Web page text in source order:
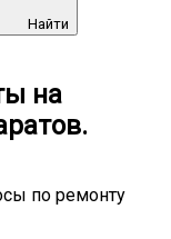
Найти
на